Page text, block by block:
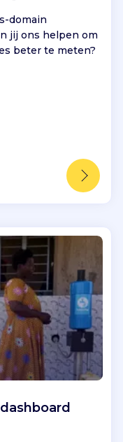
domain
jij ons helpen om
beter te meten?